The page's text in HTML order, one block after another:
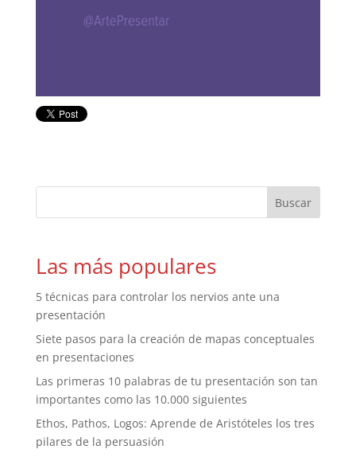
Las más populares
5 técnicas para controlar los nervios ante una
presentación
Siete pasos para la creación de mapas conceptuales
en presentaciones
Las primeras 10 palabras de tu presentación son tan
importantes como las 10.000 siguientes
Ethos, Pathos, Logos: Aprende de Aristóteles los tres
pilares de la persuasión